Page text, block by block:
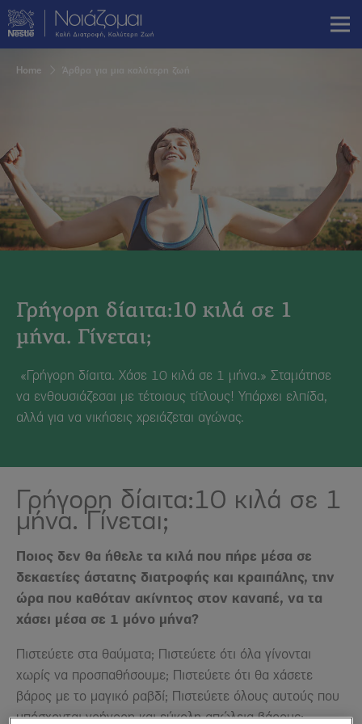
Skip
to
main
content
Breadcrumb
Home Άρθρα για μια καλύτερη ζωή
Γρήγορη δίαιτα:10 κιλά σε 1
μήνα. Γίνεται;
«Γρήγορη δίαιτα. Χάσε 10 κιλά σε 1 μήνα.» Σταμάτησε
να ενθουσιάζεσαι με τέτοιους τίτλους! Υπάρχει ελπίδα,
αλλά για να νικήσεις χρειάζεται αγώνας.
Γρήγορη δίαιτα:10 κιλά σε 1
μήνα. Γίνεται;
Ποιος δεν θα ήθελε τα κιλά που πήρε μέσα σε
δεκαετίες άστατης διατροφής και κραιπάλης, την
ώρα που καθόταν ακίνητος στον καναπέ, να τα
χάσει μέσα σε 1 μόνο μήνα?
Πιστεύετε στα θαύματα; Πιστεύετε ότι όλα γίνονται
χωρίς να προσπαθήσουμε; Πιστεύετε ότι θα χάσετε
βάρος με το μαγικό ραβδί; Πιστεύετε όλους αυτούς που
υπόσχονται γρήγορη και εύκολη απώλεια βάρους;